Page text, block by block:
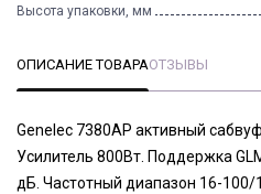
Высота упаковки, мм
ОПИСАНИЕ ТОВАРАОТЗЫВЫ
Genelec 7380AP активный
Усилитель 800Вт. Поддержка
дБ. Частотный диапазон 16-100/